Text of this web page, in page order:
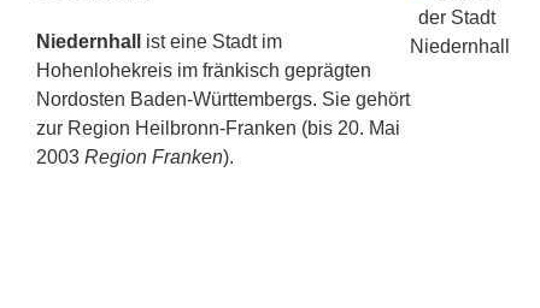
Niedernhall
ist eine Stadt im
Hohenlohekreis im fränkisch geprägten
Nordosten Baden-Württembergs. Sie gehört
zur Region Heilbronn-Franken (bis 20. Mai
2003 Region Franken).